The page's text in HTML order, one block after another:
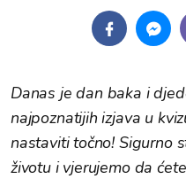
Danas je dan baka i
najpoznatijih izjava u
nastaviti točno! Sigurno
životu i vjerujemo da